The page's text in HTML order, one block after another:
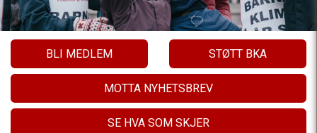
BLI MEDLEM STØTT BKA
MOTTA NYHETSBREV
SE HVA SOM SKJER